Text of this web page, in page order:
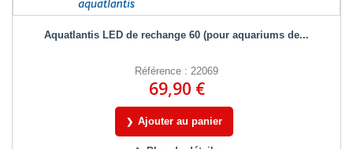
Aquatlantis LED de rechange 60 (pour aquariums de...
Référence : 22069
69,90 €
Ajouter au panier